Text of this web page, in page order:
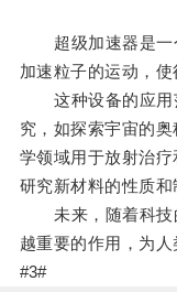
超级加速器是一
加速粒子的运动，使
这种设备的应用
究，如探索宇宙的
学领域用于放射治
研究新材料的性质和
未来，随着科技
越重要的作用，为人
#3#